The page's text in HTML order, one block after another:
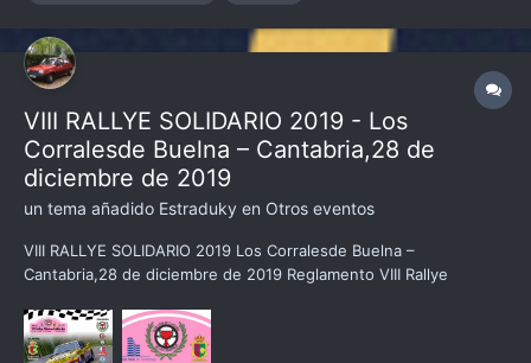
VIII RALLYE SOLIDARIO 2019 - Los
Corralesde Buelna – Cantabria,28 de
diciembre de 2019
un tema añadido Estraduky en Otros eventos
VIII RALLYE SOLIDARIO 2019 Los Corralesde Buelna –
Cantabria,28 de diciembre de 2019 Reglamento VIII Rallye
Acceso fichero on-line de inscripción Tramo de calibración